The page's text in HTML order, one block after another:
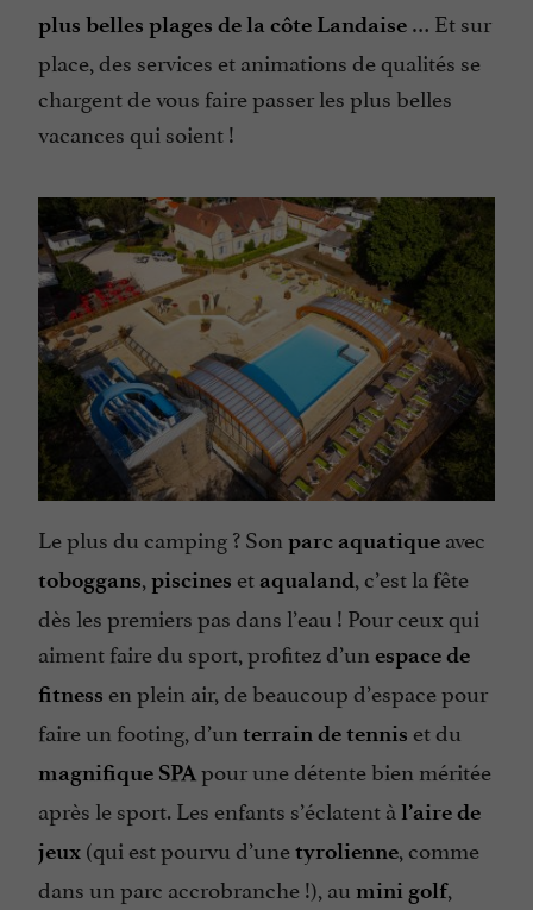
plus belles plages de la côte Landaise … Et sur
place, des services et animations de qualités se
chargent de vous faire passer les plus belles
vacances qui soient !
Le plus du camping ? Son parc aquatique avec
toboggans, piscines et aqualand, c’est la fête
dès les premiers pas dans l’eau ! Pour ceux qui
aiment faire du sport, profitez d’un espace de
fitness en plein air, de beaucoup d’espace pour
faire un footing, d’un terrain de tennis et du
magnifique SPApour une détente bien méritée
après le sport. Les enfants s’éclatent à l’aire de
jeux (qui est pourvu d’unetyrolienne, comme
dans un parc accrobranche !), au mini golf,